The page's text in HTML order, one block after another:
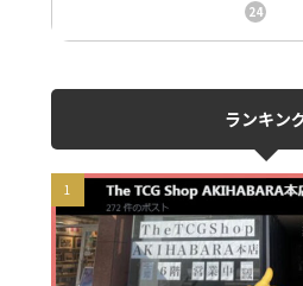
24
ランキン